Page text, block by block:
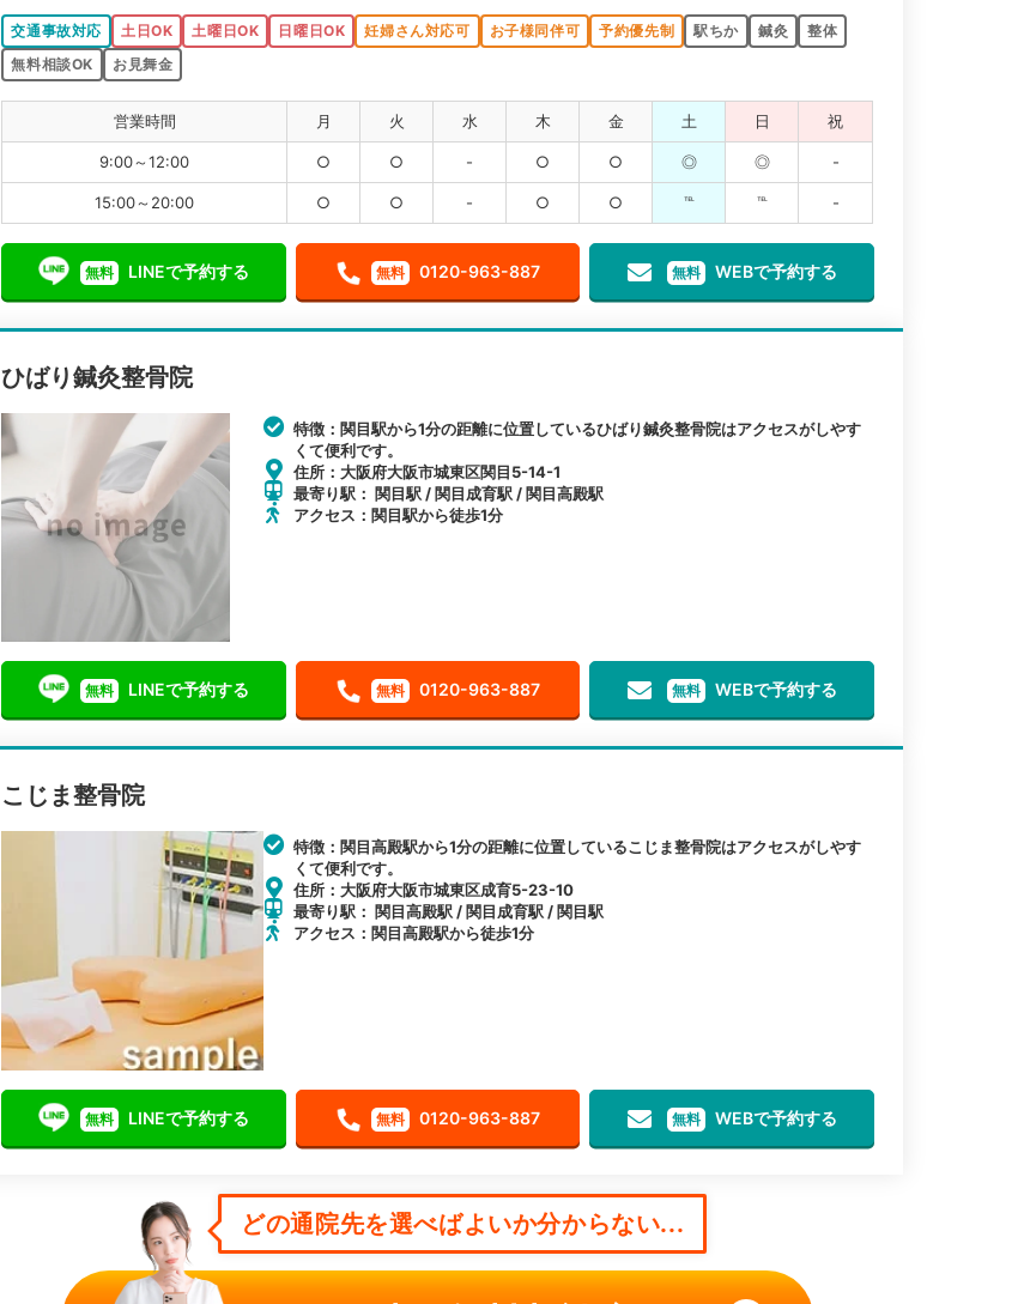
交通事故対応 土日OK 土曜日OK 日曜日OK 妊婦さん対応可 お子様同伴可 予約優先制 駅ちか 鍼灸
整体
無料相談OK
お見舞金
営業時間 月 火 水 木 金 土 日 祝
9:00～12:00 ○ ○ - ○ ○ ◎ ◎ -
15:00～20:00 ○ ○ - ○ ○ ℡ ℡ -
無料 LINEで予約する 無料 0120-963-887 無料 WEBで予約する
ひばり鍼灸整骨院
特徴：関目駅から1分の距離に位置しているひばり鍼灸整骨院はアクセスがしやす
くて便利です。
住所：大阪府大阪市城東区関目5-14-1
最寄り駅： 関目駅 / 関目成育駅 / 関目高殿駅
アクセス：関目駅から徒歩1分
無料 LINEで予約する 無料 0120-963-887 無料 WEBで予約する
こじま整骨院
特徴：関目高殿駅から1分の距離に位置しているこじま整骨院はアクセスがしやす
くて便利です。
住所：大阪府大阪市城東区成育5-23-10
最寄り駅： 関目高殿駅 / 関目成育駅 / 関目駅
アクセス：関目高殿駅から徒歩1分
無料 LINEで予約する 無料 0120-963-887 無料 WEBで予約する
どの通院先を選べばよいか分からない...